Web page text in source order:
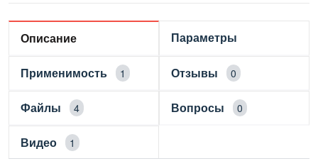
Описание Параметры
Применимость 1 Отзывы 0
Файлы 4 Вопросы 0
Видео 1